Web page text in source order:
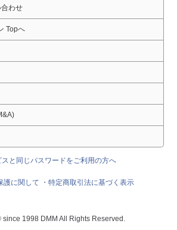
わせ
Topへ
スと同じパスワードをご利用の方へ
護に関して
・特定商取引法に基づく表示
1998 DMM All Rights Reserved.